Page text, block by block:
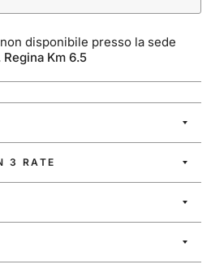
disponibile presso la sede
Km 6.5
3 RATE